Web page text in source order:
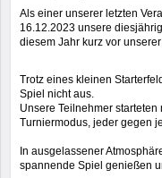
Als einer unserer letzten
16.12.2023 unsere
diesem Jahr kurz vor
Trotz eines kleinen
Spiel nicht aus.
Unsere Teilnehmer
Turniermodus, jeder gegen
In ausgelassener
spannende Spiel genießen